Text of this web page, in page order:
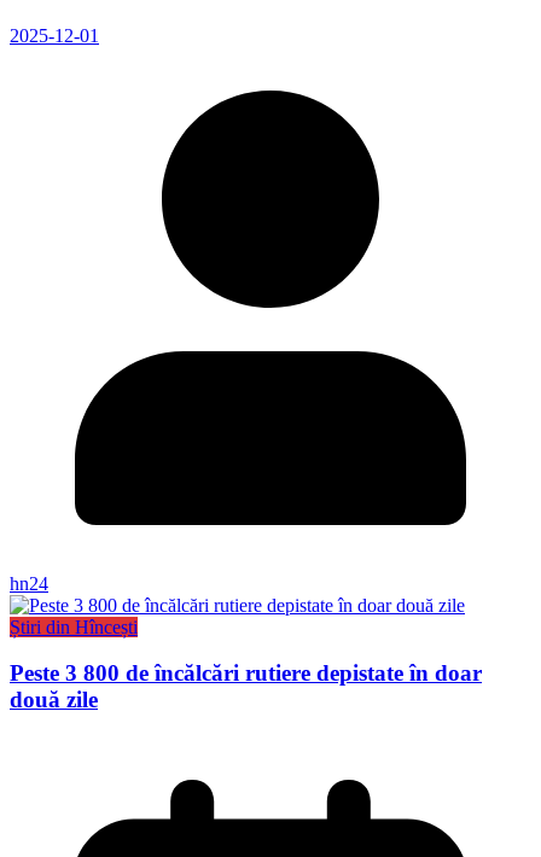
2025-12-01
hn24
Știri din Hîncești
Peste 3 800 de încălcări rutiere depistate în doar
două zile